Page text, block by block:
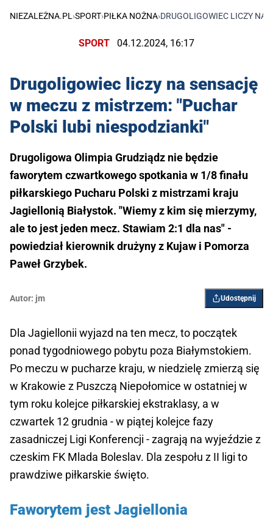
NIEZALEŻNA.PL ›SPORT›PIŁKA NOŻNA›DRUGOLIGOWIEC LICZY NA
SPORT 04.12.2024, 16:17
Drugoligowiec liczy na sensację
w meczu z mistrzem: "Puchar
Polski lubi niespodzianki"
Drugoligowa Olimpia Grudziądz nie będzie
faworytem czwartkowego spotkania w 1/8 finału
piłkarskiego Pucharu Polski z mistrzami kraju
Jagiellonią Białystok. "Wiemy z kim się mierzymy,
ale to jest jeden mecz. Stawiam 2:1 dla nas" -
powiedział kierownik drużyny z Kujaw i Pomorza
Paweł Grzybek.
Autor: jm Udostępnij
Dla Jagiellonii wyjazd na ten mecz, to początek
ponad tygodniowego pobytu poza Białymstokiem.
Po meczu w pucharze kraju, w niedzielę zmierzą się
w Krakowie z Puszczą Niepołomice w ostatniej w
tym roku kolejce piłkarskiej ekstraklasy, a w
czwartek 12 grudnia - w piątej kolejce fazy
zasadniczej Ligi Konferencji - zagrają na wyjeździe z
czeskim FK Mlada Boleslav. Dla zespołu z II ligi to
prawdziwe piłkarskie święto.
Faworytem jest Jagiellonia